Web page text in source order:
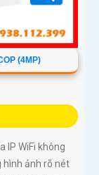
(4MP)
IP WiFi không
hình ảnh rõ nét